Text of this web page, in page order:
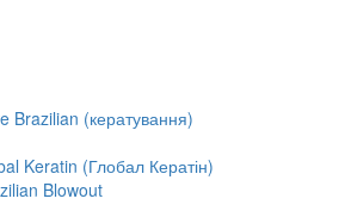
Brazilian (кератування)
Keratin (Глобал Кератін)
Blowout